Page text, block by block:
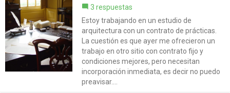
3 respuestas
Estoy trabajando en un estudio de
arquitectura con un contrato de prácticas.
La cuestión es que ayer me ofrecieron un
trabajo en otro sitio con contrato fijo y
condiciones mejores, pero necesitan
incorporación inmediata, es decir no puedo
preavisar....